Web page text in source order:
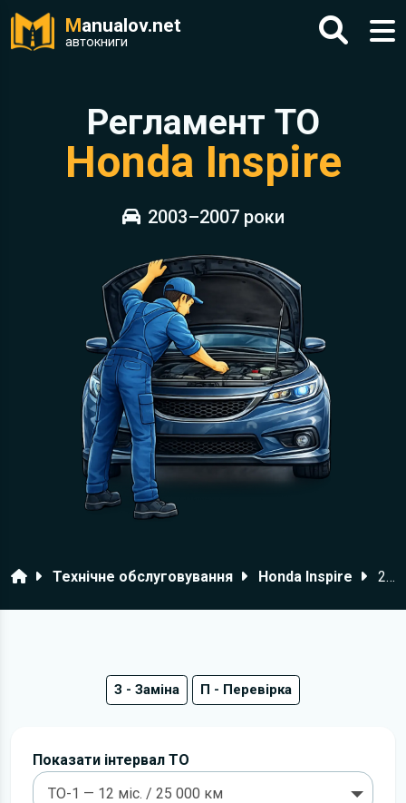
Manualov.net
автокниги
Регламент ТО
Honda Inspire
2003–2007 роки
ГоловнаТехнічне обслуговування Honda Inspire 2003–2007 роки
З - Заміна П - Перевірка
Показати інтервал ТО
ТО-1 — 12 міс. / 25 000 км